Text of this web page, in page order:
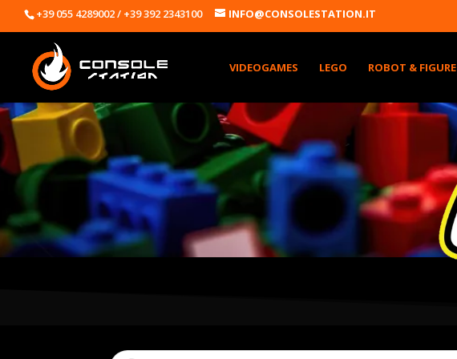
+39 055 4289002 / +39 392 2343100 INFO@CONSOLESTATION.IT
VIDEOGAMES LEGO ROBOT & FIGURE
Products